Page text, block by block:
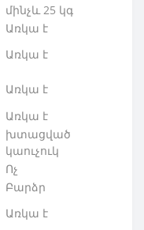
մինչև 25 կգ
Առկա է
Առկա է
Առկա է
Առկա է
խտացված
կաուչուկ
Ոչ
Բարձր
Առկա է